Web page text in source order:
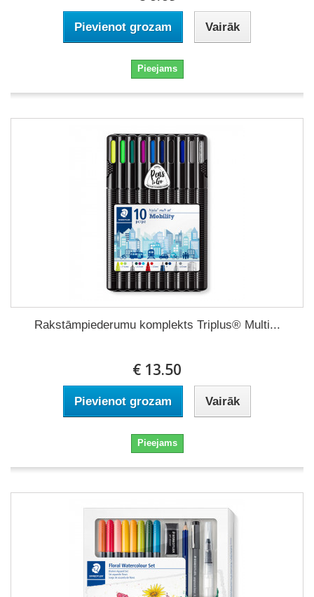
Pievienot grozam Vairāk
Pieejams
Rakstāmpiederumu komplekts Triplus® Multi...
€ 13.50
Pievienot grozam Vairāk
Pieejams